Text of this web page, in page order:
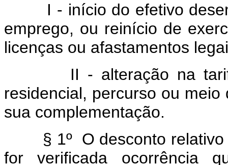
I - início do efetivo
emprego, ou reinício de
licenças ou afastamentos
II - alteração na tarifa
residencial, percurso ou
sua complementação.
§ 1º O desconto relativo
for verificada ocorrência